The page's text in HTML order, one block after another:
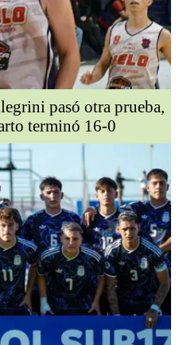
pasó otra prueba,
terminó 16-0